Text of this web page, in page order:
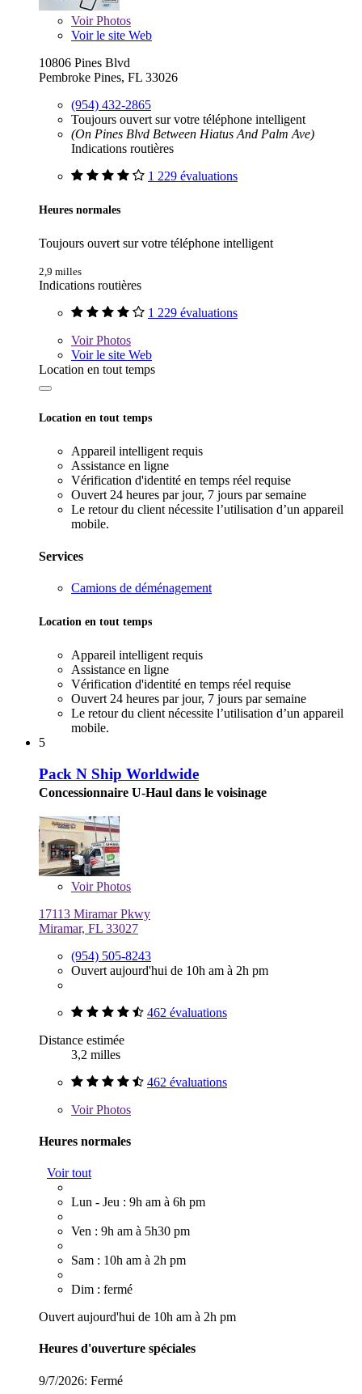
VoirPhotos
Voir le site Web
10806 Pines Blvd
Pembroke Pines, FL 33026
(954) 432-2865
Toujours ouvert sur votre téléphone intelligent
(On Pines Blvd Between Hiatus And Palm Ave)
Indications routières
1 229 évaluations
Heures normales
Toujours ouvert sur votre téléphone intelligent
2,9 milles
Indications routières
1 229 évaluations
VoirPhotos
Voir le site Web
Location en tout temps
Location en tout temps
Appareil intelligent requis
Assistance en ligne
Vérification d'identité en temps réel requise
Ouvert 24 heures par jour, 7 jours par semaine
Le retour du client nécessite l’utilisation d’un appareil
mobile.
Services
Camions de déménagement
Location en tout temps
Appareil intelligent requis
Assistance en ligne
Vérification d'identité en temps réel requise
Ouvert 24 heures par jour, 7 jours par semaine
Le retour du client nécessite l’utilisation d’un appareil
mobile.
5
Pack N Ship Worldwide
Concessionnaire U-Haul dans le voisinage
VoirPhotos
17113 Miramar Pkwy
Miramar, FL 33027
(954) 505-8243
Ouvert aujourd'hui de 10h am à 2h pm
462 évaluations
Distance estimée
3,2 milles
462 évaluations
VoirPhotos
Heures normales
Voir tout
Lun - Jeu : 9h am à 6h pm
Ven : 9h am à 5h30 pm
Sam : 10h am à 2h pm
Dim : fermé
Ouvert aujourd'hui de 10h am à 2h pm
Heures d'ouverture spéciales
9/7/2026: Fermé